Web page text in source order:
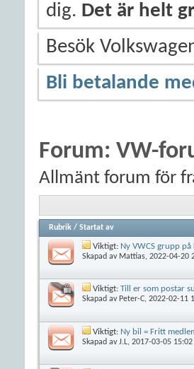
dig. Det är helt
Besök
Bli betalande
Forum: VW-
Allmänt forum för
Rubrik / Startat av
Viktigt: Ny VWCS grupp på
Skapad av Mattias, 2022-04-20
Viktigt: Till er som postar
Skapad av Peter-C, 2022-02-11
Viktigt: Ny bil = Fritt
Skapad avJ.L, 2017-03-05 15:02